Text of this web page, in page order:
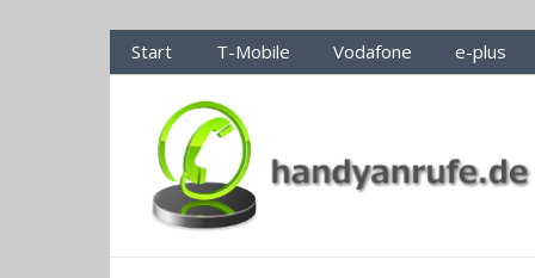
Handyanrufe.de Nummerncheck
Start T-Mobile Vodafone e-plus